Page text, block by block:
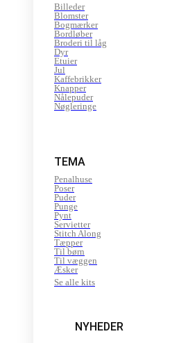
Billeder
Blomster
Bogmærker
Bordløber
Broderi til låg
Dyr
Etuier
Jul
Kaffebrikker
Knapper
Nålepuder
Nøgleringe
TEMA
Penalhuse
Poser
Puder
Punge
Pynt
Servietter
Stitch Along
Tæpper
Til børn
Til væggen
Æsker
Se alle kits
NYHEDER